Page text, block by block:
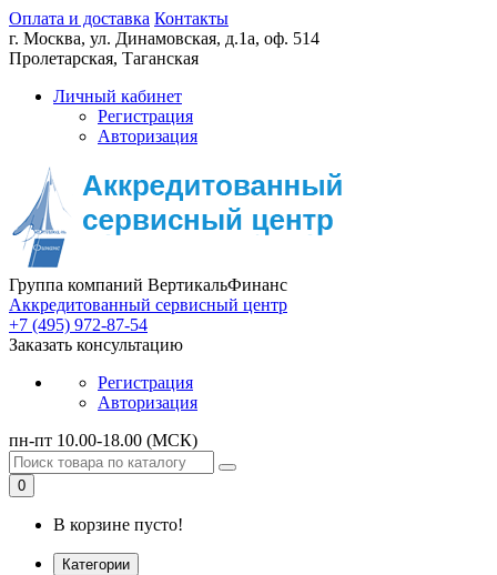
Оплата и доставка Контакты
г. Москва, ул. Динамовская, д.1а, оф. 514
Пролетарская, Таганская
Личный кабинет
Регистрация
Авторизация
Группа компаний ВертикальФинанс
Аккредитованный сервисный центр
+7 (495) 972-87-54
Заказать консультацию
Регистрация
Авторизация
пн-пт 10.00-18.00 (МСК)
0
В корзине пусто!
Категории